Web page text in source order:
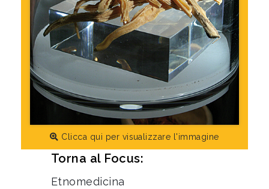
Clicca qui per visualizzare l'immagine
Torna al Focus:
Etnomedicina